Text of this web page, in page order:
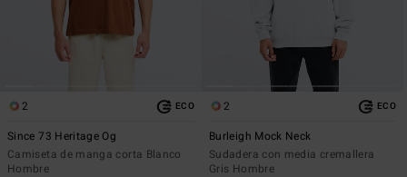
2 ECO
Since 73 Heritage Og
Camiseta de manga corta Blanco
Hombre
2 ECO
Burleigh Mock Neck
Sudadera con media cremallera
Gris Hombre